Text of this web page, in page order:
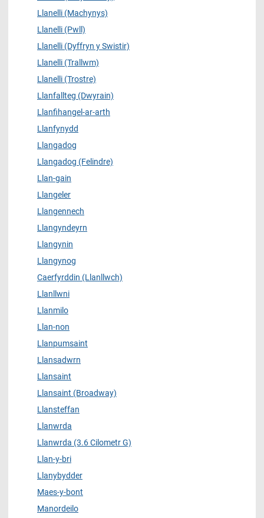
Llanelli (Machynys)
Llanelli (Pwll)
Llanelli (Dyffryn y Swistir)
Llanelli (Trallwm)
Llanelli (Trostre)
Llanfallteg (Dwyrain)
Llanfihangel-ar-arth
Llanfynydd
Llangadog
Llangadog (Felindre)
Llan-gain
Llangeler
Llangennech
Llangyndeyrn
Llangynin
Llangynog
Caerfyrddin (Llanllwch)
Llanllwni
Llanmilo
Llan-non
Llanpumsaint
Llansadwrn
Llansaint
Llansaint (Broadway)
Llansteffan
Llanwrda
Llanwrda (3.6 Cilometr G)
Llan-y-bri
Llanybydder
Maes-y-bont
Manordeilo